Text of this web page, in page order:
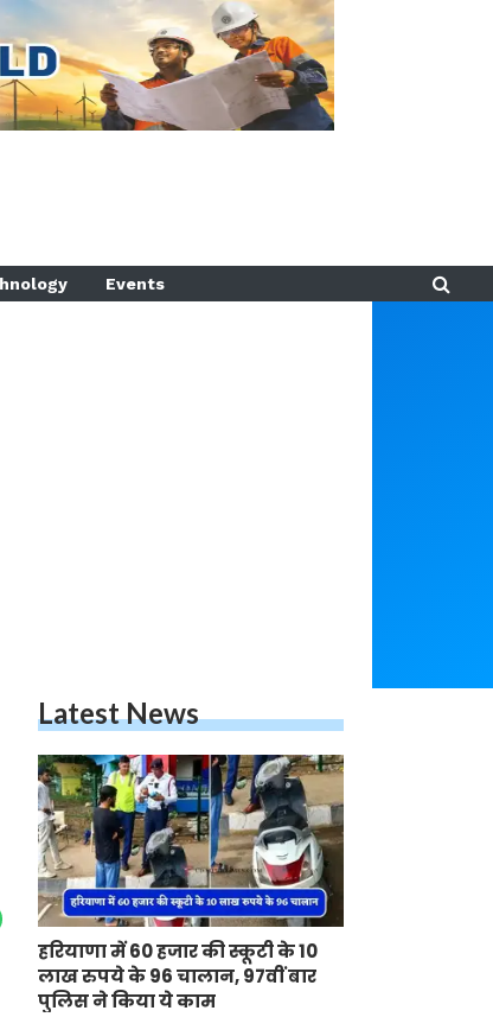
Events
Latest News
हरियाणा में 60 हजार की स्कूटी के 10
लाख रुपये के 96 चालान, 97वीं बार
पुलिस ने किया ये काम